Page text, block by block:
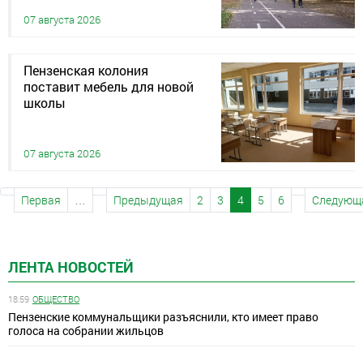
ЛЕНТА НОВОСТЕЙ
18:59 ОБЩЕСТВО
Пензенские коммунальщики разъяснили, кто имеет право
голоса на собрании жильцов
07 августа 2026
Пензенская колония
поставит мебель для новой
школы
07 августа 2026
Первая … Предыдущая 2 3 4 5 6